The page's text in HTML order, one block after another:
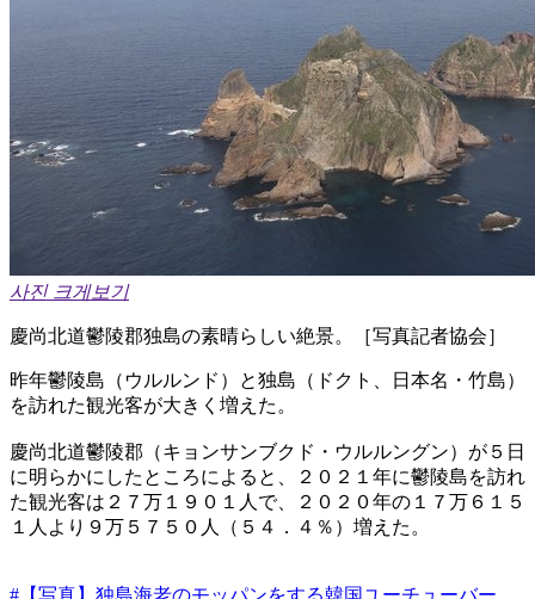
사진 크게보기
慶尚北道鬱陵郡独島の素晴らしい絶景。［写真記者協会］
昨年鬱陵島（ウルルンド）と独島（ドクト、日本名・竹島）
を訪れた観光客が大きく増えた。
慶尚北道鬱陵郡（キョンサンブクド・ウルルングン）が５日
に明らかにしたところによると、２０２１年に鬱陵島を訪れ
た観光客は２７万１９０１人で、２０２０年の１７万６１５
１人より９万５７５０人（５４．４％）増えた。
#【写真】独島海老のモッパンをする韓国ユーチューバー